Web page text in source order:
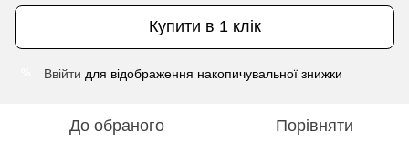
Купити в 1 клік
Ввійти для відображення накопичувальної знижки
До обраного Порівняти